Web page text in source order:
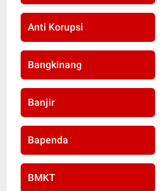
Anti Korupsi
Bangkinang
Banjir
Bapenda
BMKT